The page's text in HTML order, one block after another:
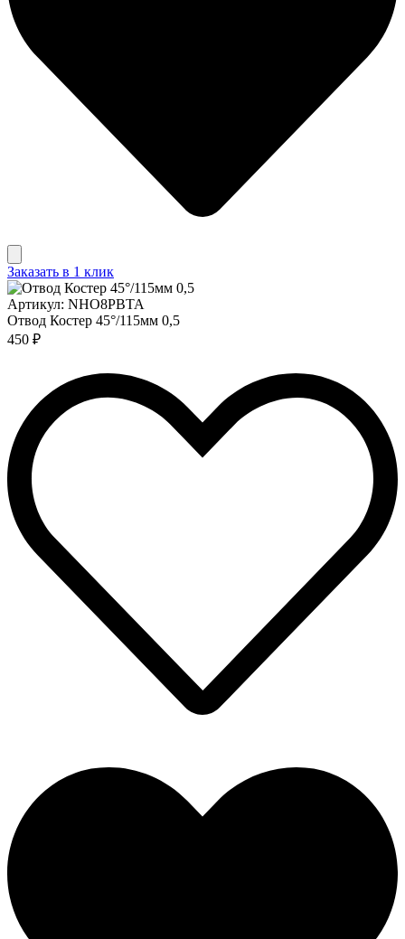
Заказать в 1 клик
Артикул: NHO8PBTA
Отвод Костер 45°/115мм 0,5
450 ₽